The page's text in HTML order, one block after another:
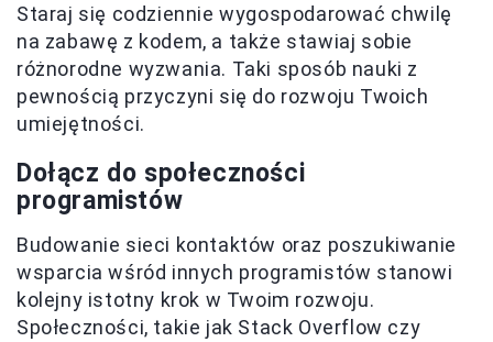
Staraj się codziennie wygospodarować chwilę
na zabawę z kodem, a także stawiaj sobie
różnorodne wyzwania. Taki sposób nauki z
pewnością przyczyni się do rozwoju Twoich
umiejętności.
Dołącz do społeczności
programistów
Budowanie sieci kontaktów oraz poszukiwanie
wsparcia wśród innych programistów stanowi
kolejny istotny krok w Twoim rozwoju.
Społeczności, takie jak Stack Overflow czy